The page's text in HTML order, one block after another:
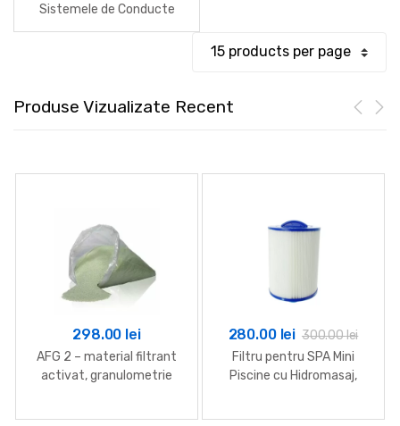
prețuri:
36.00 lei
80.00 lei
Sistemele de Conducte
Flexibile din PVC sub
Produse Vizualizate Recent
298.00 lei
AFG 2 – material filtrant
activat, granulometrie
280.00 lei 300.00lei
Filtru pentru SPA Mini
Piscine cu Hidromasaj,